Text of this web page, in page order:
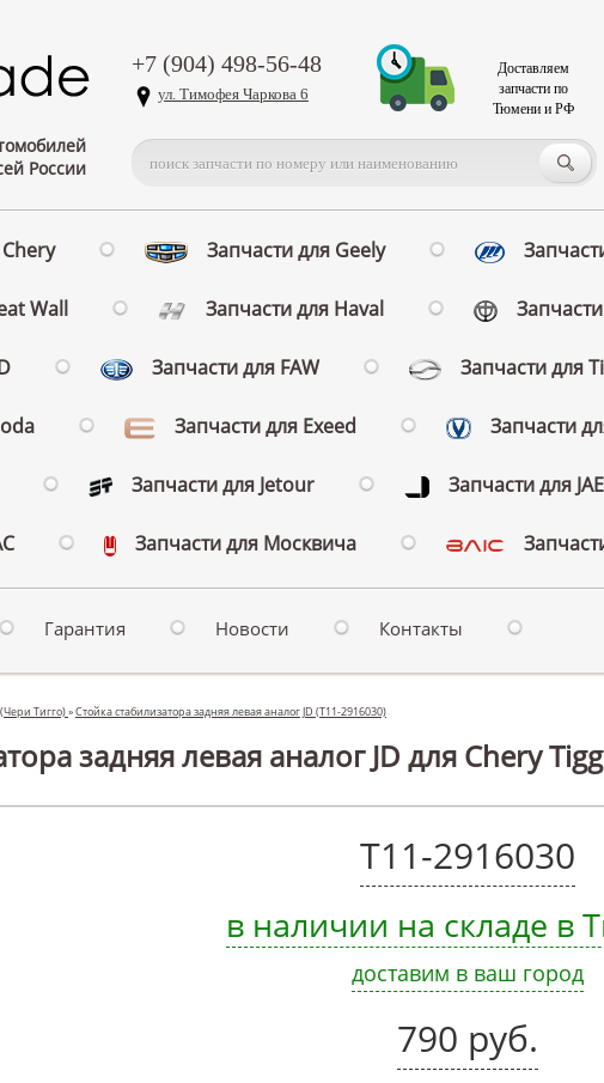
России
+7 (904) 498-56-48
ул. Тимофея Чаркова 6
Доставляем
запчасти по
Тюмени и РФ
Запчасти для Geely
Wall Запчасти для Haval
Запчасти для FAW Запчасти для
Запчасти для Exeed Запчасти
Запчасти для Jetour Запчасти для
Запчасти для Москвича
Гарантия Новости Контакты
Тигго)»Стойка стабилизатора задняя левая аналог JD (T11-2916030)
задняя левая аналог JD для Chery
T11-2916030
в наличии на складе в
доставим в ваш город
790 руб.